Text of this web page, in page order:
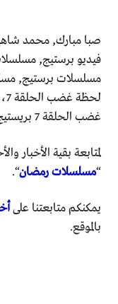
صبا مبارك, محمد
غضب الحلقة 7 بريستيج، مسلسل لحظة غضب موفع بريستيج
“مسلسلات رمضان“.
يمكنكم متابعتنا على
بالموقع.